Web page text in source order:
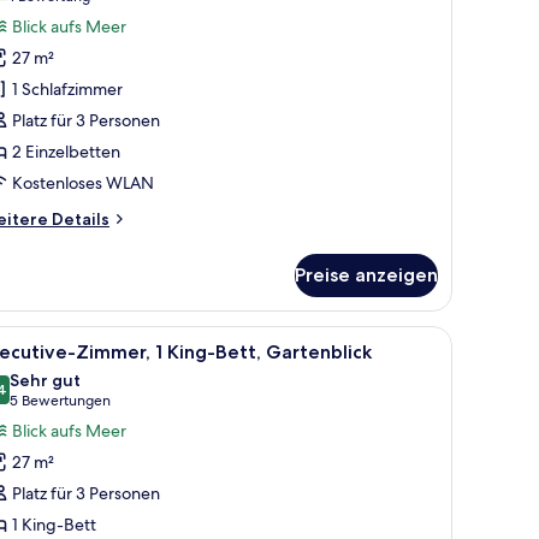
Bewertung)
Blick aufs Meer
27 m²
1 Schlafzimmer
Platz für 3 Personen
2 Einzelbetten
Kostenloses WLAN
Details
Einzelbetten,
Preise anzeigen
Meerblick.
einem Schreibtisch mit Stuhl und einem Balkon mit Meerblick.
Ein Hotelzimmer mit großem Fenster, einem
6 Zimmer, 1 King-Bett, Gartenblick
von 10
Sehr gut
5 Bewertungen
(5
Bewertungen)
Blick aufs Meer
27 m²
Platz für 3 Personen
1 King-Bett